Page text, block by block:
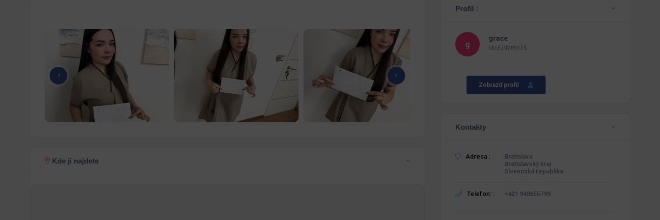
Kde ji najdete
Profil :
grace
VEREJNÝ PROFIL
Zobraziť profil
Kontakty
Adresa :
Bratislava
Bratislavský kraj
Slovenská republika
Telefon: : +421 940655799